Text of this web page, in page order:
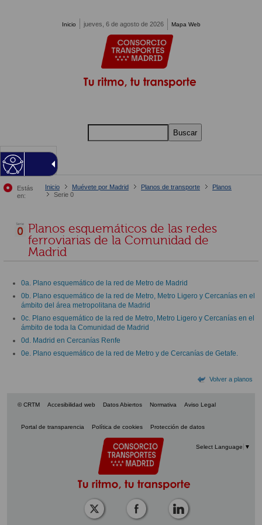
Inicio jueves, 6 de agosto de 2026 Mapa Web
Buscar
Estás
en:
Inicio Muévete por Madrid Planos de transporte
Planos
Serie 0
Planos esquemáticos de las redes
ferroviarias de la Comunidad de
Madrid
0a. Plano esquemático de la red de Metro de Madrid
0b. Plano esquemático de la red de Metro, Metro Ligero y Cercanías en el
ámbito del área metropolitana de Madrid
0c. Plano esquemático de la red de Metro, Metro Ligero y Cercanías en el
ámbito de toda la Comunidad de Madrid
0d. Madrid en Cercanías Renfe
0e. Plano esquemático de la red de Metro y de Cercanías de Getafe.
Volver a planos
© CRTM Accesibilidad web Datos Abiertos Normativa Aviso Legal
Portal de transparencia Política de cookies Protección de datos
Select Language ▼